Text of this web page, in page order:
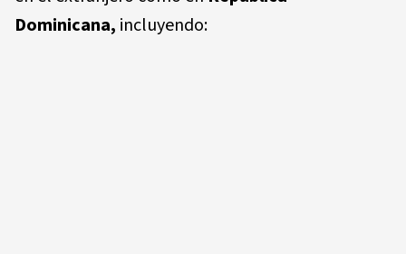
Dominicana, incluyendo: